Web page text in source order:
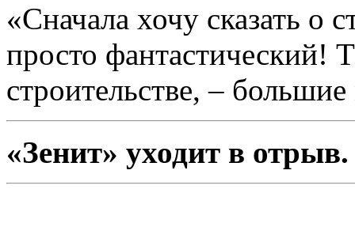
«Сначала хочу сказать о
просто фантастический!
строительстве, –
«Зенит» уходит в